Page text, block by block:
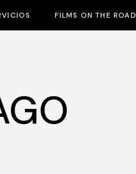
FILMS ON THE ROAD